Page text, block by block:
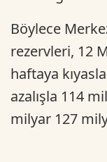
Böylece
rezervleri, 12
haftaya
azalışla 114
milyar 127